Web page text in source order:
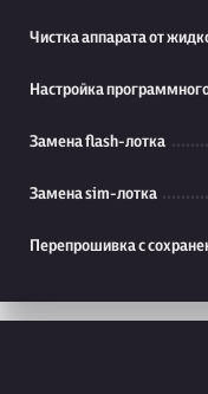
Чистка аппарата от
Настройка
Замена flash-лотка
Замена sim-лотка
Перепрошивка с